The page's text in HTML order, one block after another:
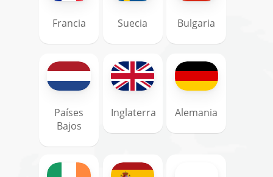
Francia Suecia Bulgaria
Países
Bajos
Inglaterra Alemania